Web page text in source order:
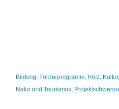
Bildung, Förderprogramm, Holz, Kultur,
Natur und Tourismus,